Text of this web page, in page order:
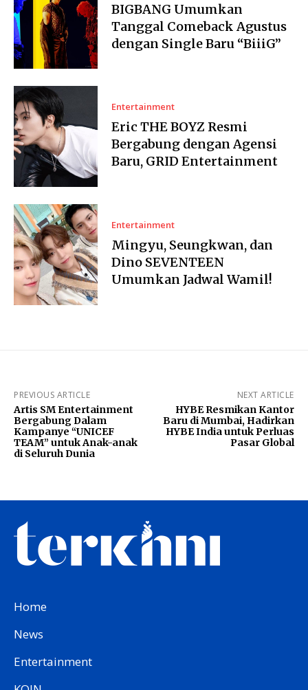
BIGBANG Umumkan
Tanggal Comeback Agustus
dengan Single Baru “BiiiG”
Entertainment
Eric THE BOYZ Resmi
Bergabung dengan Agensi
Baru, GRID Entertainment
Entertainment
Mingyu, Seungkwan, dan
Dino SEVENTEEN
Umumkan Jadwal Wamil!
PREVIOUS ARTICLE
Artis SM Entertainment
Bergabung Dalam
Kampanye “UNICEF
TEAM” untuk Anak-anak
di Seluruh Dunia
NEXT ARTICLE
HYBE Resmikan Kantor
Baru di Mumbai, Hadirkan
HYBE India untuk Perluas
Pasar Global
Home
News
Entertainment